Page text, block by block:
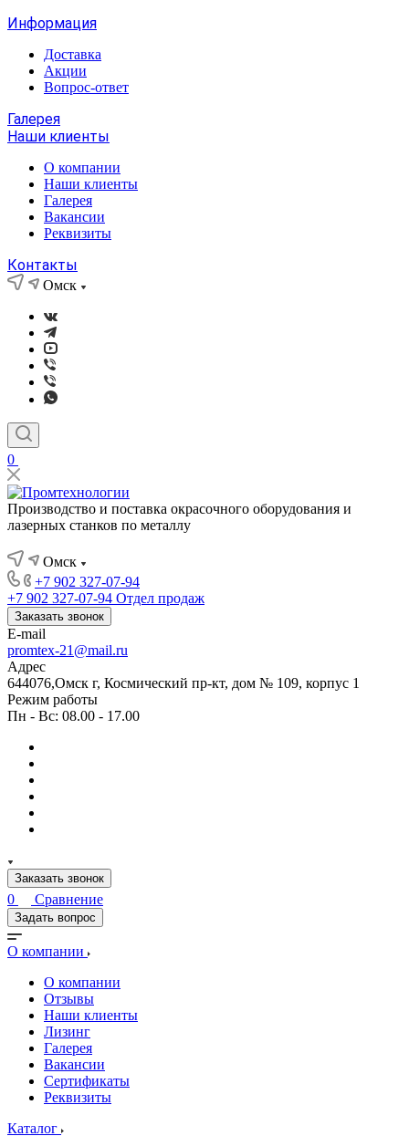
Информация
Доставка
Акции
Вопрос-ответ
Галерея
Наши клиенты
О компании
Наши клиенты
Галерея
Вакансии
Реквизиты
Контакты
Омск
0
Производство и поставка окрасочного оборудования и
лазерных станков по металлу
Омск
+7 902 327-07-94
+7 902 327-07-94 Отдел продаж
Заказать звонок
E-mail
promtex-21@mail.ru
Адрес
644076,Омск г, Космический пр-кт, дом № 109, корпус 1
Режим работы
Пн - Вс: 08.00 - 17.00
Заказать звонок
0 Сравнение
Задать вопрос
О компании
О компании
Отзывы
Наши клиенты
Лизинг
Галерея
Вакансии
Сертификаты
Реквизиты
Каталог